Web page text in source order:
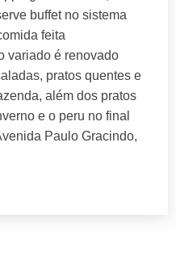
buffet no sistema
feita
variado é renovado
pratos quentes e
além dos pratos
e o peru no final
Paulo Gracindo,